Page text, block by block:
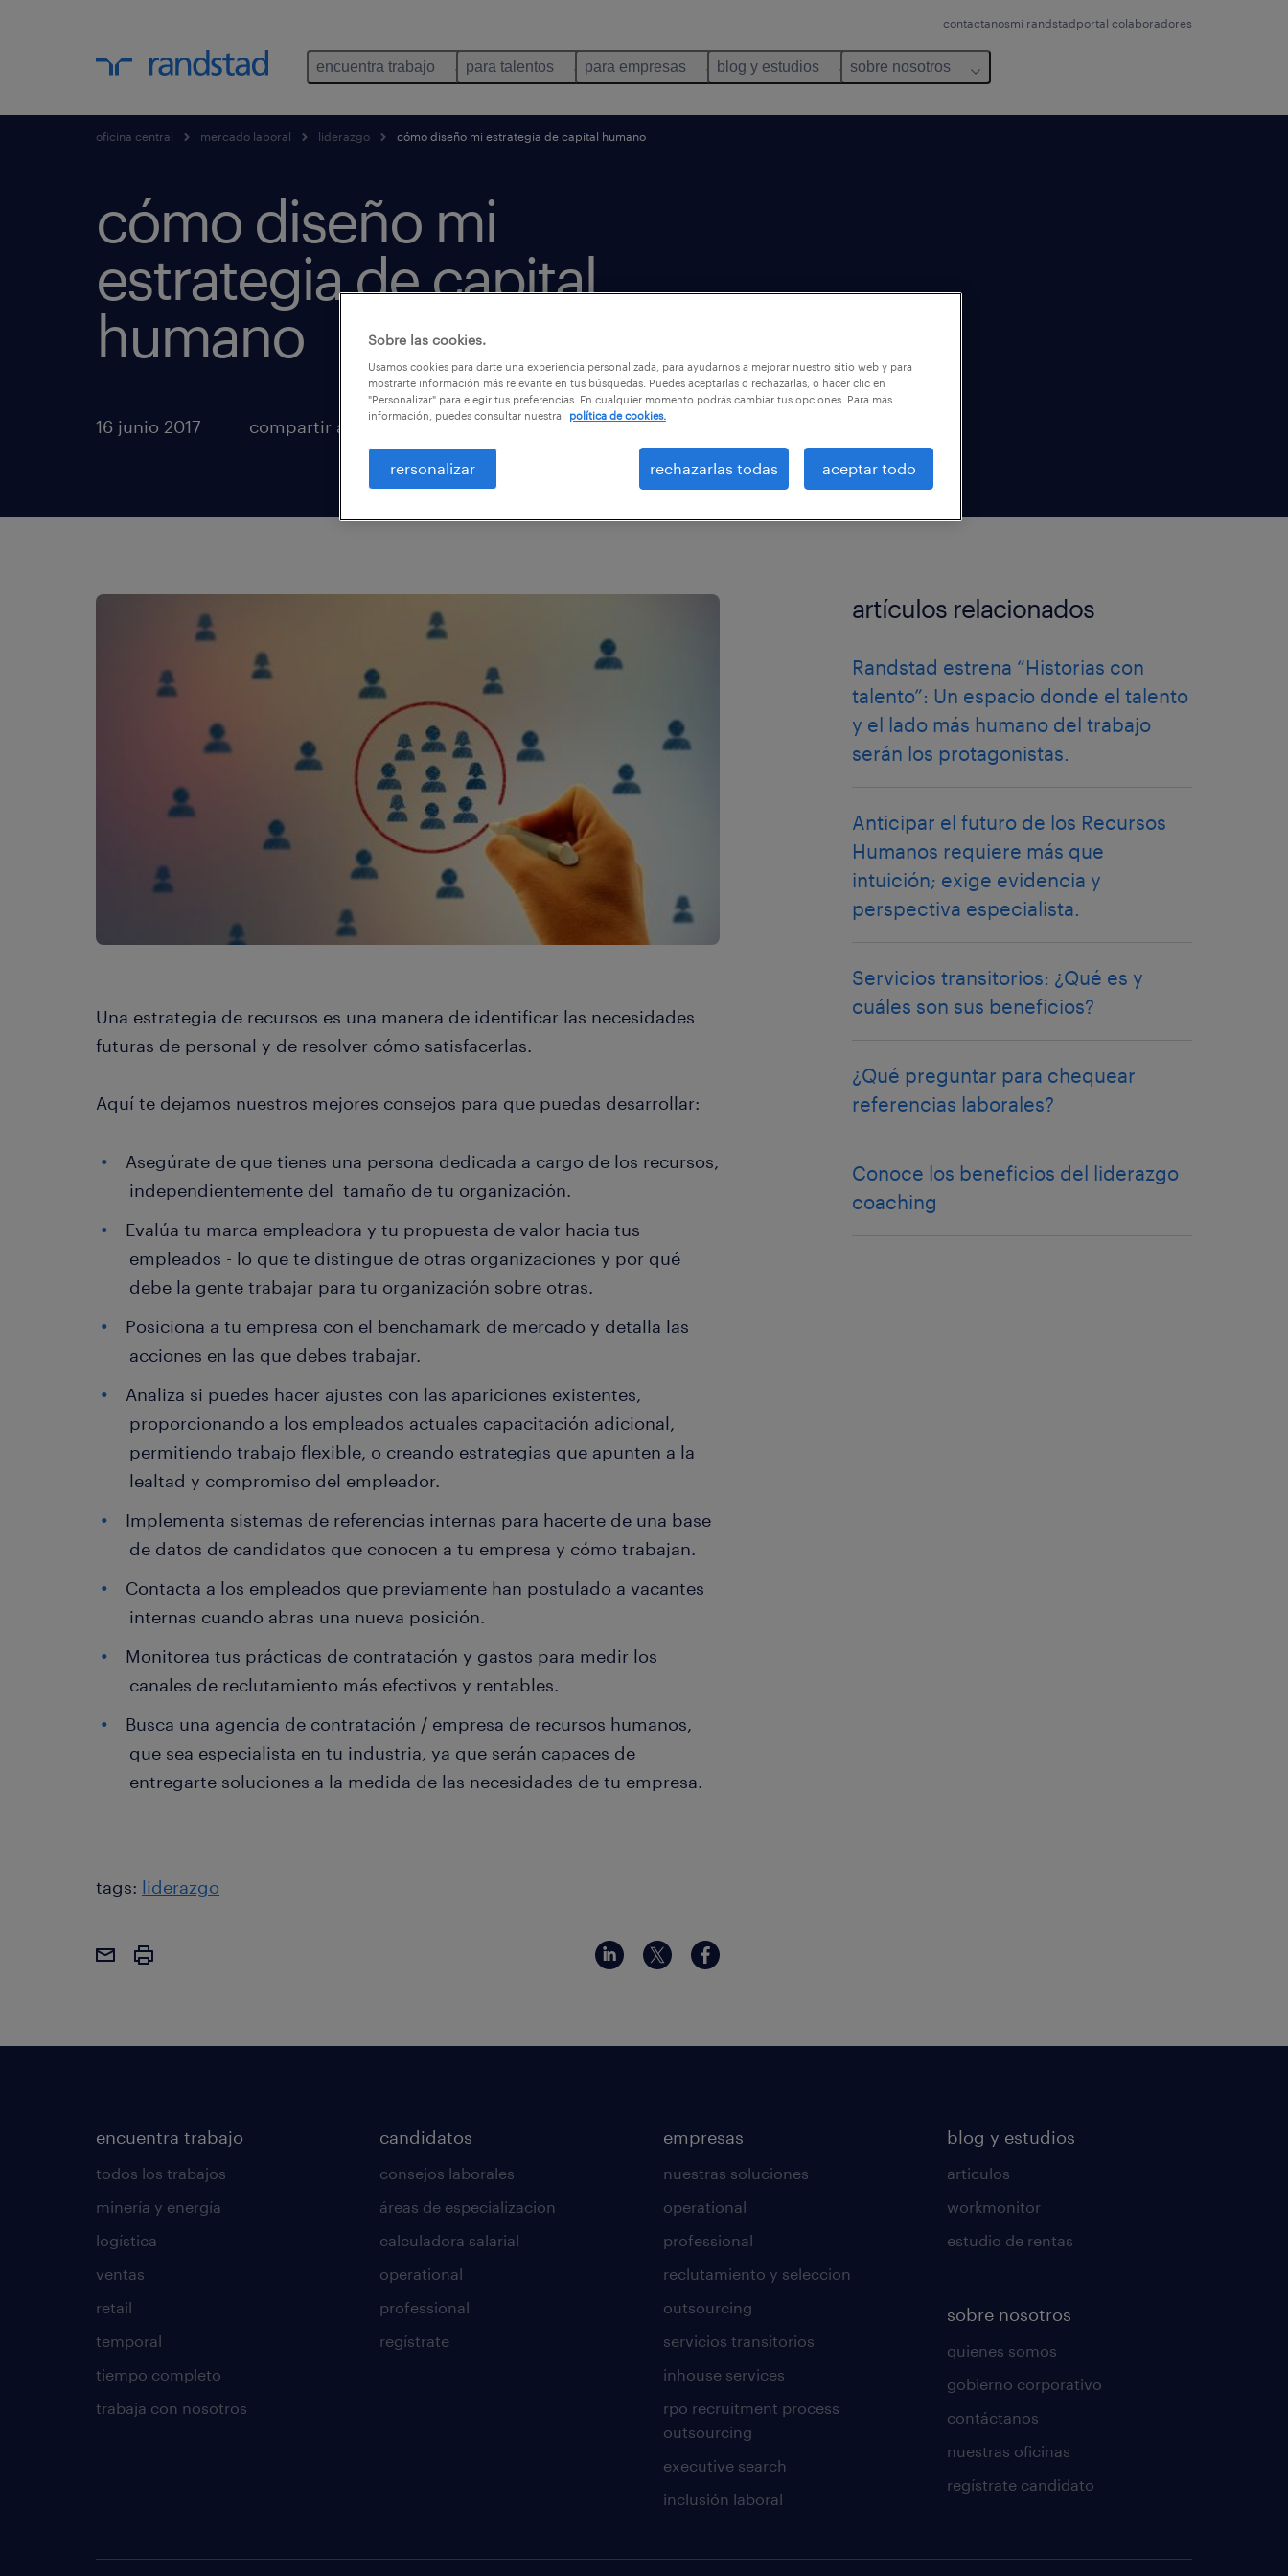
contactanosmi randstadportal colaboradores
encuentra trabajo para talentos para empresas blog y estudios sobre nosotros
oficina central mercado laboral liderazgo cómo diseño mi estrategia de capital humano
cómo diseño mi
estrategia de capital
humano
16 junio 2017 compartir artículos
Una estrategia de recursos es una manera de identificar las necesidades
futuras de personal y de resolver cómo satisfacerlas.
Aquí te dejamos nuestros mejores consejos para que puedas desarrollar:
Asegúrate de que tienes una persona dedicada a cargo de los recursos,
independientemente del tamaño de tu organización.
Evalúa tu marca empleadora y tu propuesta de valor hacia tus
empleados - lo que te distingue de otras organizaciones y por qué
debe la gente trabajar para tu organización sobre otras.
Posiciona a tu empresa con el benchamark de mercado y detalla las
acciones en las que debes trabajar.
Analiza si puedes hacer ajustes con las apariciones existentes,
proporcionando a los empleados actuales capacitación adicional,
permitiendo trabajo flexible, o creando estrategias que apunten a la
lealtad y compromiso del empleador.
Implementa sistemas de referencias internas para hacerte de una base
de datos de candidatos que conocen a tu empresa y cómo trabajan.
Contacta a los empleados que previamente han postulado a vacantes
internas cuando abras una nueva posición.
Monitorea tus prácticas de contratación y gastos para medir los
canales de reclutamiento más efectivos y rentables.
Busca una agencia de contratación / empresa de recursos humanos,
que sea especialista en tu industria, ya que serán capaces de
entregarte soluciones a la medida de las necesidades de tu empresa.
tags: liderazgo
artículos relacionados
Randstad estrena “Historias con
talento”: Un espacio donde el talento
y el lado más humano del trabajo
serán los protagonistas.
Anticipar el futuro de los Recursos
Humanos requiere más que
intuición; exige evidencia y
perspectiva especialista.
Servicios transitorios: ¿Qué es y
cuáles son sus beneficios?
¿Qué preguntar para chequear
referencias laborales?
Conoce los beneficios del liderazgo
coaching
encuentra trabajo
todos los trabajos
minería y energía
logística
ventas
retail
temporal
tiempo completo
trabaja con nosotros
candidatos
consejos laborales
áreas de especializacion
calculadora salarial
operational
professional
regístrate
empresas
nuestras soluciones
operational
professional
reclutamiento y seleccion
outsourcing
servicios transitorios
inhouse services
rpo recruitment process
outsourcing
executive search
inclusión laboral
blog y estudios
articulos
workmonitor
estudio de rentas
sobre nosotros
quienes somos
gobierno corporativo
contáctanos
nuestras oficinas
regístrate candidato
Sobre las cookies.
Usamos cookies para darte una experiencia personalizada, para ayudarnos a mejorar nuestro sitio web y para
mostrarte información más relevante en tus búsquedas. Puedes aceptarlas o rechazarlas, o hacer clic en
"Personalizar" para elegir tus preferencias. En cualquier momento podrás cambiar tus opciones. Para más
información, puedes consultar nuestra
política de cookies.
rersonalizar rechazarlas todas aceptar todo